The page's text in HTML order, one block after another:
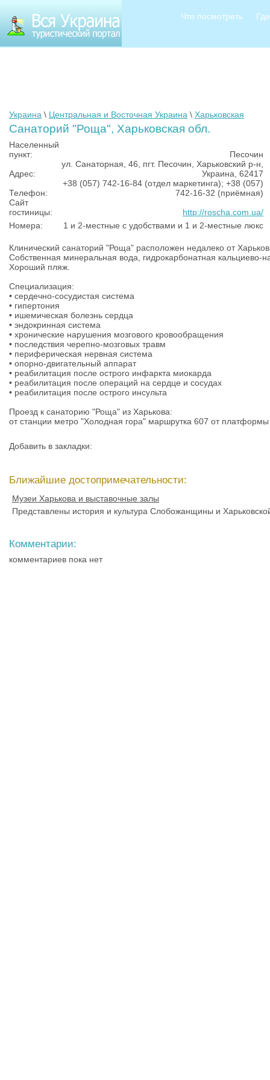
Что посмотреть
Украина \ Центральная и Восточная Украина \ Харьковская
Санаторий "Роща", Харьковская обл.
Населенный
пункт:
Песочин
Адрес:
ул. Санаторная, 46, пгт. Песочин, Харьковский р-н,
Украина, 62417
Телефон:
+38 (057) 742-16-84 (отдел маркетинга); +38 (057)
742-16-32 (приёмная)
Сайт
гостиницы:
http://roscha.com.ua/
Номера:
1 и 2-местные с удобствами и 1 и 2-местные люкс
Клинический санаторий "Роща" расположен недалеко от
Собственная минеральная вода, гидрокарбонатная кальциево-
Хороший пляж.
Специализация:
• сердечно-сосудистая система
• гипертония
• ишемическая болезнь сердца
• эндокринная система
• хронические нарушения мозгового кровообращения
• последствия черепно-мозговых травм
• периферическая нервная система
• опорно-двигательный аппарат
• реабилитация после острого инфаркта миокарда
• реабилитация после операций на сердце и сосудах
• реабилитация после острого инсульта
Проезд к санаторию "Роща" из Харькова:
от станции метро "Холодная гора" маршрутка 607 от
Добавить в закладки:
Ближайшие достопримечательности:
Музеи Харькова и выставочные залы
Представлены история и культура Слобожанщины и
Комментарии:
комментариев пока нет